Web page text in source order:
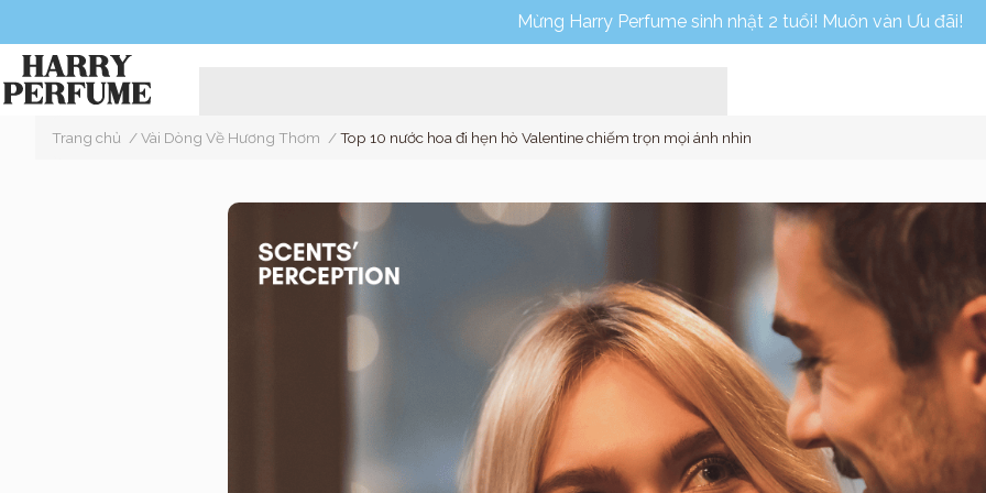
Mừng Harry Perfume sinh nhật 2 tuổi! Muôn vàn Ưu đãi!
Home
Trang chủ /Vài Dòng Về Hương Thơm /Top 10 nước hoa đi hẹn hò Valentine chiếm trọn mọi ánh nhìn